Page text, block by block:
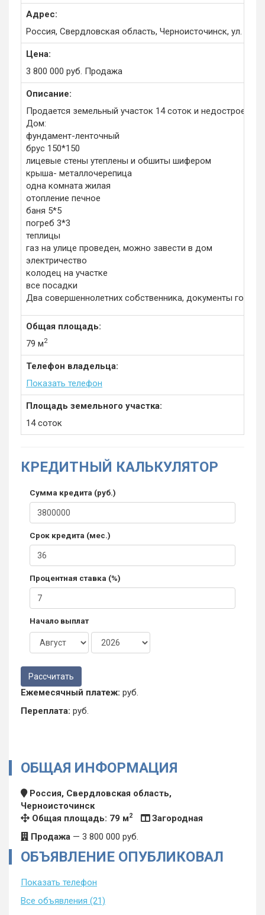
Адрес:
Россия, Свердловская область, Черноисточинск, ул.
Цена:
3 800 000 руб. Продажа
Описание:
Продается земельный участок 14 соток и
Дом:
фундамент-ленточный
брус 150*150
лицевые стены утеплены и обшиты шифером
крыша- металлочерепица
одна комната жилая
отопление печное
баня 5*5
погреб 3*3
теплицы
газ на улице проведен, можно завести в дом
электричество
колодец на участке
все посадки
Два совершеннолетних собственника, документы
Общая площадь:
79 м2
Телефон владельца:
Показать телефон
Площадь земельного участка:
14 соток
КРЕДИТНЫЙ КАЛЬКУЛЯТОР
Сумма кредита (руб.)
Срок кредита (мес.)
Процентная ставка (%)
Начало выплат
Ежемесячный платеж: руб.
Переплата: руб.
ОБЩАЯ ИНФОРМАЦИЯ
Россия, Свердловская область,
Черноисточинск
Общая площадь: 79 м2
Загородная
Продажа — 3 800 000 руб.
ОБЪЯВЛЕНИЕ ОПУБЛИКОВАЛ
Показать телефон
Все объявления (21)